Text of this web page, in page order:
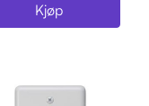
Kjøp